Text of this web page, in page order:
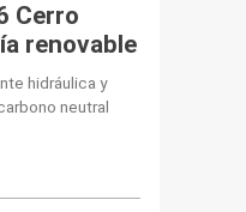
Cerro
renovable
hidráulica y
neutral